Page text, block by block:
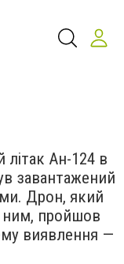
літак Ан-124 в
завантажений
Дрон, який
ним, пройшов
виявлення —